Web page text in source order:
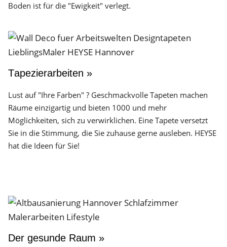
Boden ist für die "Ewigkeit" verlegt.
Tapezierarbeiten »
Lust auf "Ihre Farben" ? Geschmackvolle Tapeten machen
Räume einzigartig und bieten 1000 und mehr
Möglichkeiten, sich zu verwirklichen. Eine Tapete versetzt
Sie in die Stimmung, die Sie zuhause gerne ausleben. HEYSE
hat die Ideen für Sie!
Der gesunde Raum »